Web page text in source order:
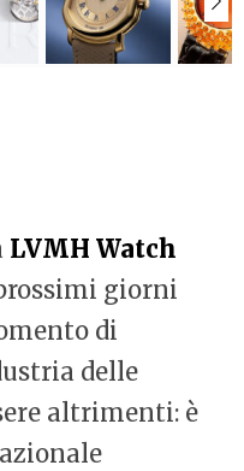
LVMH Watch
giorni
di
delle
altrimenti: è